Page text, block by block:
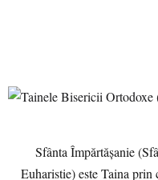
Sfânta Împărtăşanie
Euharistie) este Taina